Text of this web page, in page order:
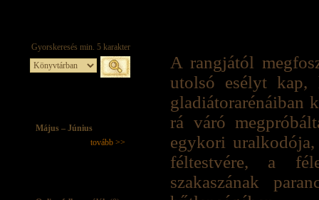
Május – Június
tovább >>
A rangjától
utolsó esélyt kap,
gladiátorarénáiban
rá váró
egykori
féltestvére, a
szakaszának